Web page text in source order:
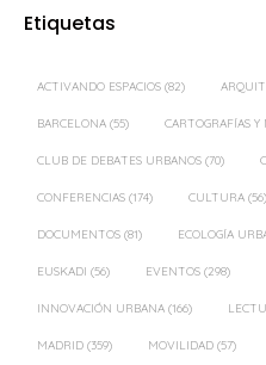
Etiquetas
ACTIVANDO ESPACIOS (82)
BARCELONA (55) CARTOGRAFÍAS Y
CLUB DE DEBATES URBANOS (70)
CONFERENCIAS (174) CULTURA (56)
DOCUMENTOS (81) ECOLOGÍA
EUSKADI (56) EVENTOS (298)
INNOVACIÓN URBANA (166)
MADRID (359) MOVILIDAD (57)